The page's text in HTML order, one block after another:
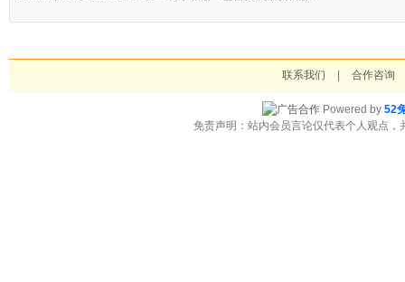
联系我们 合作咨询
Powered by 52
免责声明：站内会员言论仅代表个人观点